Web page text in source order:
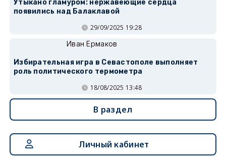
Утыкано гламуром: нержавеющие сердца
появились над Балаклавой
29/09/2025 19:28
Иван Ермаков
Избирательная игра в Севастополе выполняет
роль политического термометра
18/08/2025 13:48
В раздел
Личный кабинет